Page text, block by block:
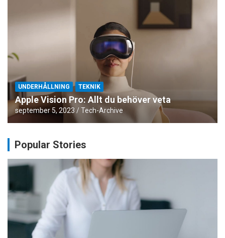
UNDERHÅLLNING TEKNIK
Apple Vision Pro: Allt du behöver veta
september 5, 2023 Tech-Archive
Popular Stories